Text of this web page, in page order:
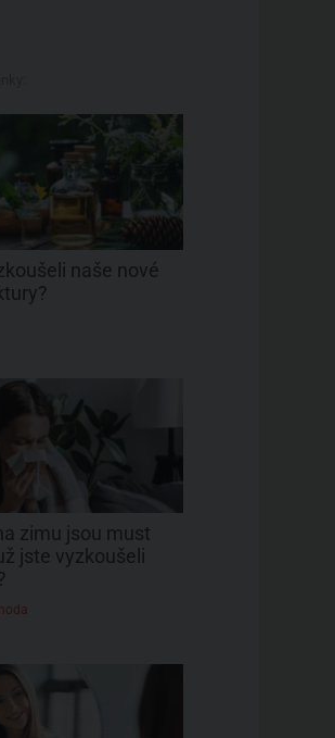
naše nové
zimu jsou must
jste vyzkoušeli